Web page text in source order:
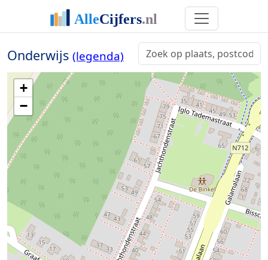
Onderwijs (legenda)
+
−